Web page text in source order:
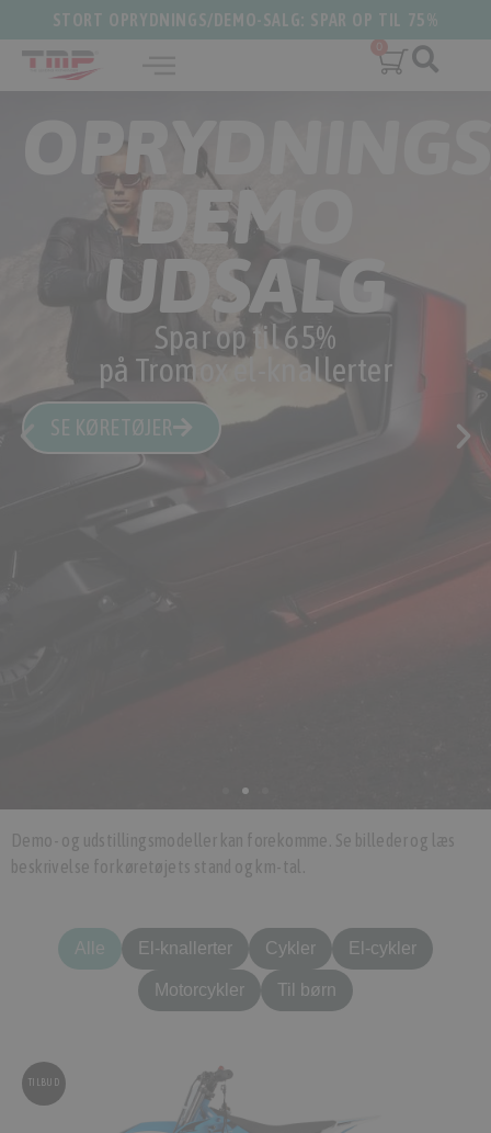
STORT OPRYDNINGS/DEMO-SALG: SPAR OP TIL 75%
DEMO
UDSALG
Spar op til 65%
på Tromox el-knallerter
SE KØRETØJER
Demo- og udstillingsmodeller kan forekomme. Se billeder og læs
beskrivelse for køretøjets stand og km-tal.
Alle El-knallerter Cykler El-cykler
Motorcykler Til børn
TILBUD